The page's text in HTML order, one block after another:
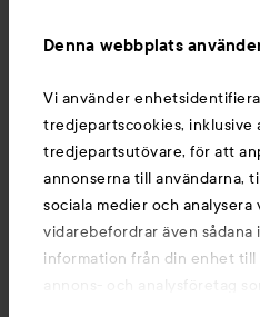
Denna webbplats
Vi använder
tredjepartscookies, inklusive
tredjepartsutövare, för att
annonserna till användarna,
sociala medier och analysera
vidarebefordrar även
information från din enhet till
annons- och analysföretag
Följ oss
Kundservice